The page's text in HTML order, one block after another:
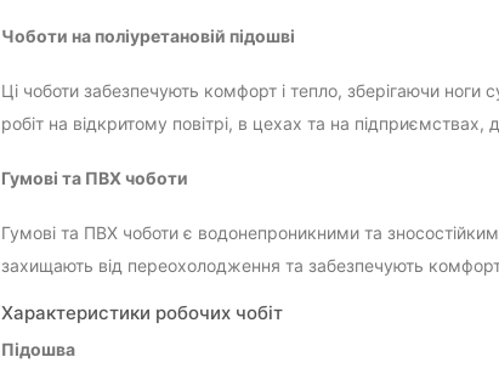
Чоботи на поліуретановій підошві
Ці чоботи забезпечують комфорт і тепло, зберігаючи ноги
робіт на відкритому повітрі, в цехах та на підприємствах,
Гумові та ПВХ чоботи
Гумові та ПВХ чоботи є водонепроникними та
захищають від переохолодження та забезпечують
Характеристики робочих чобіт
Підошва